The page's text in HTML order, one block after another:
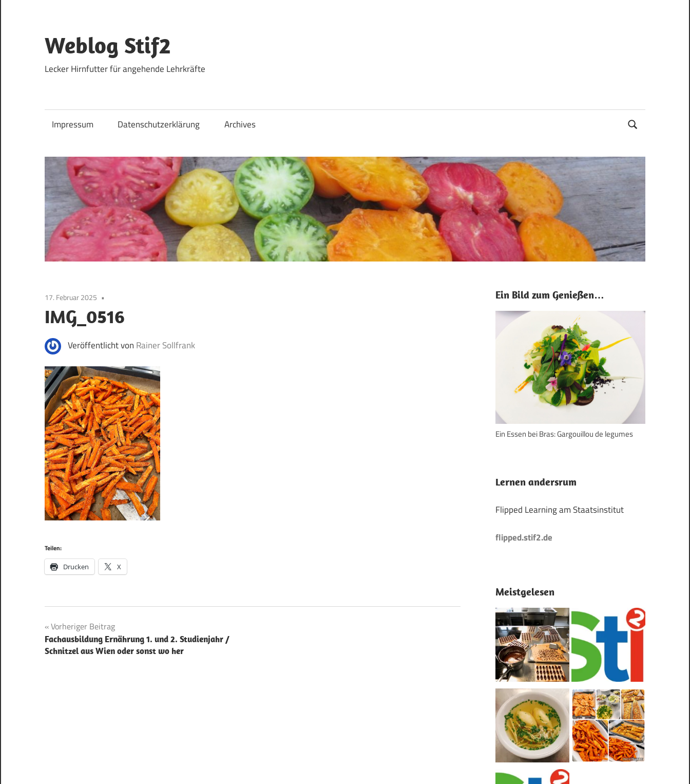
springen
Weblog Stif2
Lecker Hirnfutter für angehende Lehrkräfte
Impressum Datenschutzerklärung Archives
17. Februar 2025
IMG_0516
Veröffentlicht von Rainer Sollfrank
Teilen:
Drucken X
Beitragsnavigation
Vorheriger Beitrag
Fachausbildung Ernährung 1. und 2. Studienjahr /
Schnitzel aus Wien oder sonst wo her
Ein Bild zum Genießen…
Ein Essen bei Bras: Gargouillou de legumes
Lernen andersrum
Flipped Learning am Staatsinstitut
flipped.stif2.de
Meistgelesen